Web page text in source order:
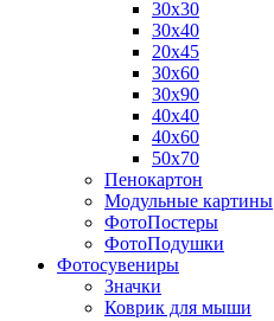
30х30
30х40
20х45
30х60
30х90
40х40
40х60
50х70
Пенокартон
Модульные картины
ФотоПостеры
ФотоПодушки
Фотоcувениры
Значки
Коврик для мыши